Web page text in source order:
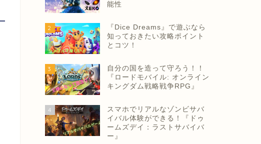
能性
2
『Dice Dreams』で遊ぶなら
知っておきたい攻略ポイント
とコツ！
3
自分の国を造って守ろう！！
『ロードモバイル: オンライン
キングダム戦略戦争RPG』
4
スマホでリアルなゾンビサバ
イバル体験ができる！『ドゥ
ームズデイ：ラストサバイバ
ー』